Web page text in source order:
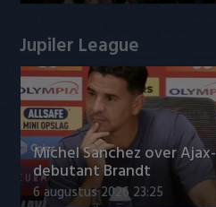
Jupiler League
Míchel Sanchez over Ajax-
debutant Brandt
6 augustus 2026 23:25